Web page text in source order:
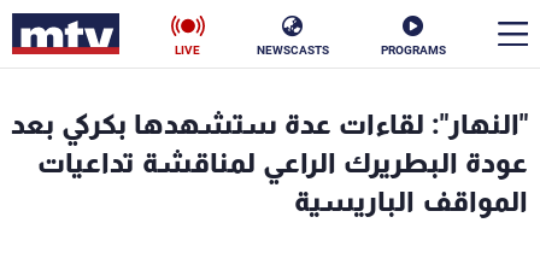
PROGRAMS
NEWSCASTS
LIVE
"النهار": لقاءات عدة ستشهدها بكركي بعد
عودة البطريرك الراعي لمناقشة تداعيات
المواقف الباريسية
الأخبار
سياسة